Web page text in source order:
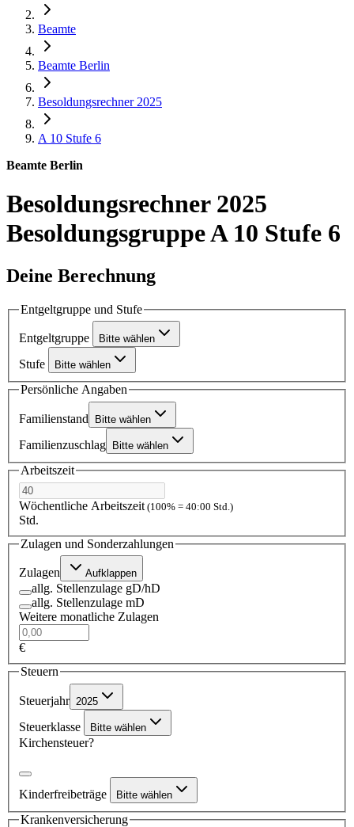
Beamte
Beamte Berlin
Besoldungsrechner 2025
A 10 Stufe 6
Beamte Berlin
Besoldungsrechner 2025
Besoldungsgruppe A 10 Stufe 6
Deine Berechnung
Entgeltgruppe und Stufe
Entgeltgruppe Bitte wählen
Stufe Bitte wählen
Persönliche Angaben
Familienstand Bitte wählen
Familienzuschlag Bitte wählen
Arbeitszeit
Wöchentliche Arbeitszeit (100% = 40:00 Std.)
Std.
Zulagen und Sonderzahlungen
Zulagen Aufklappen
allg. Stellenzulage gD/hD
allg. Stellenzulage mD
Weitere monatliche Zulagen
€
Steuern
Steuerjahr 2025
Steuerklasse Bitte wählen
Kirchensteuer?
Kinderfreibeträge Bitte wählen
Krankenversicherung